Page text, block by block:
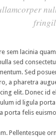
sem lacinia
sed
Sed
a pharetra
elit. Donec id
id ligula
porta felis
Pellentesque